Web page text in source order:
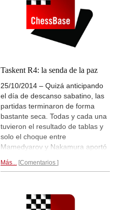
Taskent R4: la senda de la paz
25/10/2014 – Quizá anticipando
el día de descanso sabatino, las
partidas terminaron de forma
bastante seca. Todas y cada una
tuvieron el resultado de tablas y
solo el choque entre
Mamedyarov y Nakamura aportó
aficionados. MVL es, por
7 rondas asíy será campeón...
Más... Comentarios